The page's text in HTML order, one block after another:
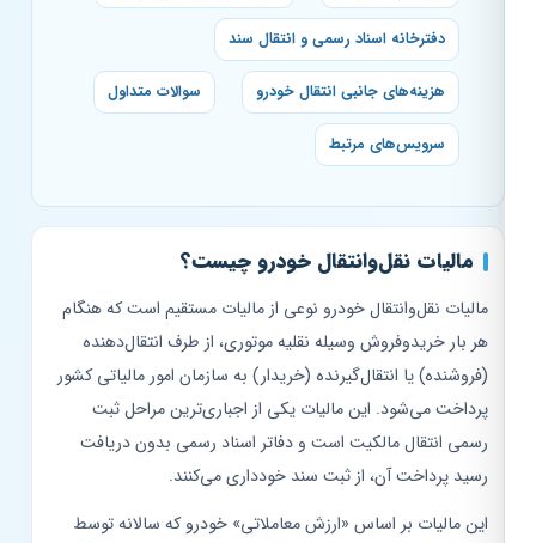
دفترخانه اسناد رسمی و انتقال سند
هزینه‌های جانبی انتقال خودرو سوالات متداول
سرویس‌های مرتبط
مالیات نقل‌وانتقال خودرو چیست؟
مالیات نقل‌وانتقال خودرو نوعی از مالیات مستقیم است که هنگام
هر بار خریدوفروش وسیله نقلیه موتوری، از طرف انتقال‌دهنده
(فروشنده) یا انتقال‌گیرنده (خریدار) به سازمان امور مالیاتی کشور
پرداخت می‌شود. این مالیات یکی از اجباری‌ترین مراحل ثبت
رسمی انتقال مالکیت است و دفاتر اسناد رسمی بدون دریافت
رسید پرداخت آن، از ثبت سند خودداری می‌کنند.
این مالیات بر اساس «ارزش معاملاتی» خودرو که سالانه توسط